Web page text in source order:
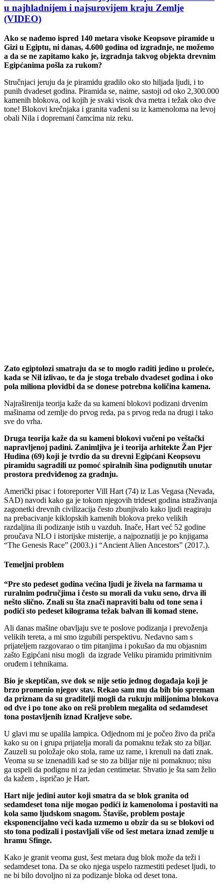
u najhladnijem i najsurovijem kraju Zemlje
(VIDEO)
Ako se nađemo ispred 140 metara visoke Keopsove piramide u
Gizi u Egiptu, ni danas, 4.600 godina od izgradnje, ne možemo
a da se ne zapitamo kako je, izgradnja takvog objekta drevnim
Egipćanima pošla za rukom?
Stručnjaci jeruju da je piramidu gradilo oko sto hiljada ljudi, i to
punih dvadeset godina. Piramida se, naime, sastoji od oko 2,300.000
kamenih blokova, od kojih je svaki visok dva metra i težak oko dve
tone! Blokovi krečnjaka i granita vađeni su iz kamenoloma na levoj
obali Nila i dopremani čamcima niz reku.
Zato egiptolozi smatraju da se to moglo raditi jedino u proleće,
kada se Nil izlivao, te da je stoga trebalo dvadeset godina i oko
pola miliona plovidbi da se donese potrebna količina kamena.
Najraširenija teorija kaže da su kameni blokovi podizani drvenim
mašinama od zemlje do prvog reda, pa s prvog reda na drugi i tako
sve do vrha.
Druga teorija kaže da su kameni blokovi vučeni po veštački
napravljenoj padini. Zanimljiva je i teorija arhitekte Žan Pjer
Hudina (69) koji je tvrdio da su drevni Egipćani Keopsovu
piramidu sagradili uz pomoć spiralnih šina podignutih unutar
prostora predviđenog za gradnju.
Američki pisac i fotoreporter Vill Hart (74) iz Las Vegasa (Nevada,
SAD) navodi kako ga je tokom njegovih trideset godina istraživanja
zagonetki drevnih civilizacija često zbunjivalo kako ljudi reagiraju
na prebacivanje kiklopskih kamenih blokova preko velikih
razdaljina ili podizanje istih u vazduh. Inače, Hart već 52 godine
proučava NLO i istorijske misterije, a najpoznatiji je po knjigama
“The Genesis Race” (2003.) i “Ancient Alien Ancestors” (2017.).
Temeljni problem
“Pre sto pedeset godina većina ljudi je živela na farmama u
ruralnim područjima i često su morali da vuku seno, drva ili
nešto slično. Znali su šta znači napraviti balu od tone sena i
podići sto pedeset kilograma težak balvan ili komad stene.
Ali danas mašine obavljaju sve te poslove podizanja i prevoženja
velikih tereta, a mi smo izgubili perspektivu. Nedavno sam s
prijateljem razgovarao o tim pitanjima i pokušao da mu objasnim
zašto Egipćani nisu mogli da izgrade Veliku piramidu primitivnim
oruđem i tehnikama.
Bio je skeptičan, sve dok se nije setio jednog događaja koji je
brzo promenio njegov stav. Rekao sam mu da bih bio spreman
da priznam da su graditelji mogli da rukuju milijonima blokova
od dve i po tone ako on reši problem megalita od sedamdeset
tona postavljenih iznad Kraljeve sobe.
U glavi mu se upalila lampica. Odjednom mi je počeo živo da priča
kako su on i grupa prijatelja morali da pomaknu težak sto za biljar.
Zauzeli su položaje oko stola, rame uz rame, i krenuli na dati znak.
Veoma su se iznenadili kad se sto za bilijar nije ni pomaknuo; nisu
ga uspeli da podignu ni za jedan centimetar. Shvatio je šta sam želio
da kažem , ispričao je Hart.
Hart nije jedini autor koji smatra da se blok granita od
sedamdeset tona nije mogao podići iz kamenoloma i postaviti na
kola samo ljudskom snagom. Štaviše, problem postaje
eksponencijalno veći kada uzmemo u obzir da su se blokovi od
sto tona podizali i postavljali više od šest metara iznad zemlje u
hramu Sfinge.
Kako je granit veoma gust, šest metara dug blok može da teži i
sedamdeset tona. Da se oko njega uspelo razmestiti pedeset ljudi, to
ne bi bilo dovoljno ni za podizanje bloka od deset tona.